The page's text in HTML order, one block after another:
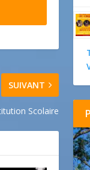
SUIVANT
Scolaire